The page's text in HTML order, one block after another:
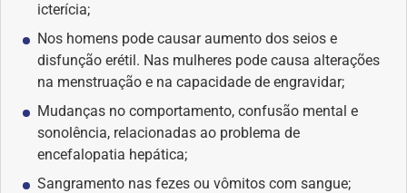
Imunidade
Medicia Alternativa
Nutrição
Ortopedia
icterícia;
Nos homens pode causar aumento dos seios e
disfunção erétil. Nas mulheres pode causa alterações
na menstruação e na capacidade de engravidar;
Mudanças no comportamento, confusão mental e
sonolência, relacionadas ao problema de
encefalopatia hepática;
Sangramento nas fezes ou vômitos com sangue;